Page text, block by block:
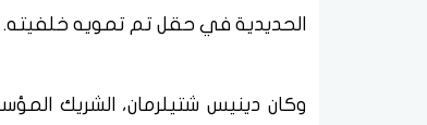
الحديدية في حقل تم تمويه خلفيته.
وكان دينيس شتيلرمان، الشريك